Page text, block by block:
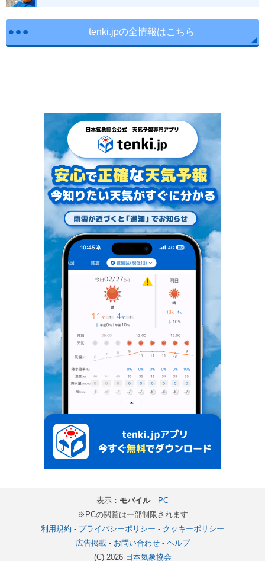
tenki.jpの全情報はこちら
表示： モバイル｜
PC
※PCの閲覧は一部制限されます
利用規約 - プライバシーポリシー - クッキーポリシー
広告掲載- お問い合わせ- ヘルプ
(C) 2026 日本気象協会